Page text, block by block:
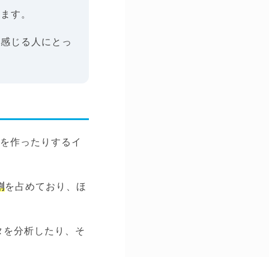
す。
じる人にとっ
作ったりするイ
を占めており、ほ
分析したり、そ